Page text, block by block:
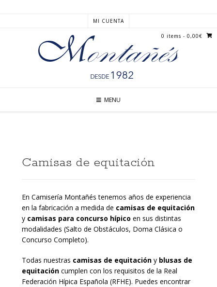
MI CUENTA
MENU
0 items - 0,00€
Camisas de equitación
En Camisería Montañés tenemos años de experiencia
en la fabricación a medida de camisas de equitación
y camisas para concurso hípico en sus distintas
modalidades (Salto de Obstáculos, Doma Clásica o
Concurso Completo).
Todas nuestras camisas de equitación y blusas de
equitación cumplen con los requisitos de la Real
Federación Hípica Española (RFHE). Puedes encontrar